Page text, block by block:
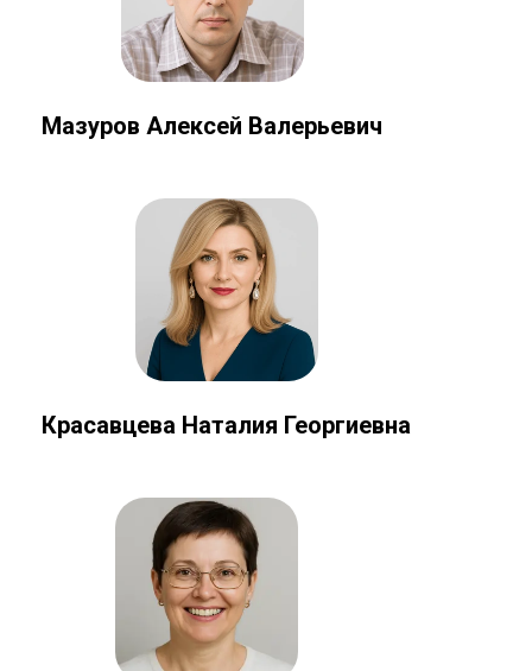
Мазуров Алексей Валерьевич
Красавцева Наталия Георгиевна